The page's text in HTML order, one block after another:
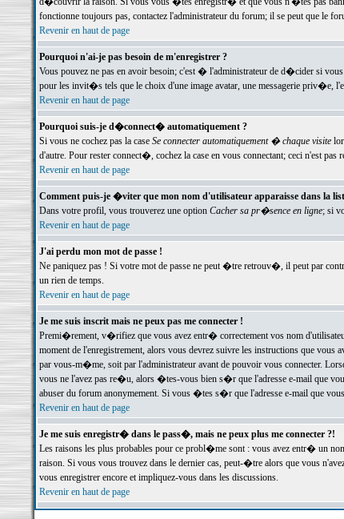
fonctionne toujours pas, contactez l'administrateur du forum; il se peut que
Revenir en haut de page
Pourquoi n'ai-je pas besoin de m'enregistrer ?
Vous pouvez ne pas en avoir besoin; c'est � l'administrateur de d�cider si
pour les invit�s tels que le choix d'une image avatar, une messagerie priv�e,
Revenir en haut de page
Pourquoi suis-je d�connect� automatiquement ?
Si vous ne cochez pas la case Se connecter automatiquement � chaque visite
d'autre. Pour rester connect�, cochez la case en vous connectant; ceci n'est
Revenir en haut de page
Comment puis-je �viter que mon nom d'utilisateur apparaisse dans la
Dans votre profil, vous trouverez une option Cacher sa pr�sence en ligne; si
Revenir en haut de page
J'ai perdu mon mot de passe !
Ne paniquez pas ! Si votre mot de passe ne peut �tre retrouv�, il peut par
un rien de temps.
Revenir en haut de page
Je me suis inscrit mais ne peux pas me connecter !
Premi�rement, v�rifiez que vous avez entr� correctement vos nom
moment de l'enregistrement, alors vous devrez suivre les instructions que
par vous-m�me, soit par l'administrateur avant de pouvoir vous connecter.
vous ne l'avez pas re�u, alors �tes-vous bien s�r que l'adresse e-mail que
abuser du forum anonymement. Si vous �tes s�r que l'adresse e-mail que
Revenir en haut de page
Je me suis enregistr� dans le pass�, mais ne peux plus me connecter ?!
Les raisons les plus probables pour ce probl�me sont : vous avez entr� un
raison. Si vous vous trouvez dans le dernier cas, peut-�tre alors que vous
vous enregistrer encore et impliquez-vous dans les discussions.
Revenir en haut de page